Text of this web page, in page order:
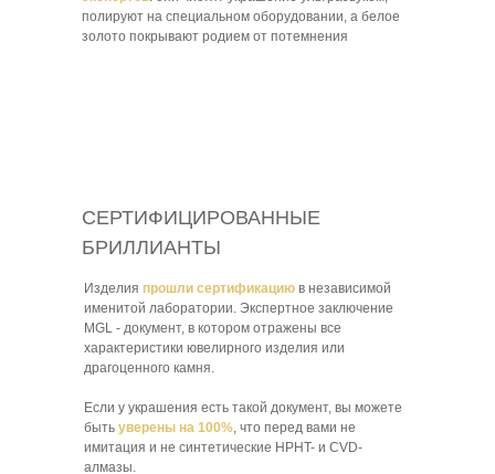
СЕРТИФИЦИРОВАННЫЕ
БРИЛЛИАНТЫ
полируют на специальном оборудовании, а белое
золото покрывают родием от потемнения
Изделия прошли сертификацию в независимой
именитой лаборатории. Экспертное заключение
MGL - документ, в котором отражены все
характеристики ювелирного изделия или
драгоценного камня.
Если у украшения есть такой документ, вы можете
быть уверены на 100%, что перед вами не
имитация и не синтетические HPHT- и CVD-
алмазы.